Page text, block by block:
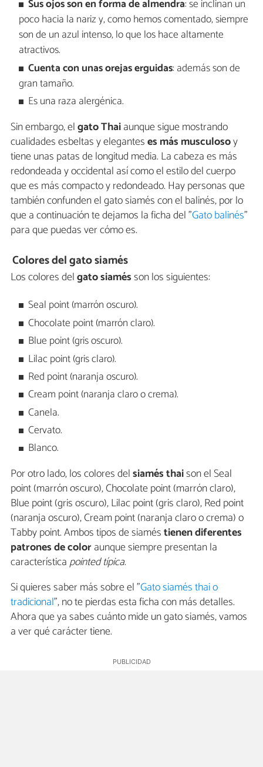
Sus ojos son en forma de almendra: se inclinan un
poco hacia la nariz y, como hemos comentado, siempre
son de un azul intenso, lo que los hace altamente
atractivos.
Cuenta con unas orejas erguidas: además son de
gran tamaño.
Es una raza alergénica.
Sin embargo, elgato Thaiaunque sigue mostrando
cualidades esbeltas y eleganteses más musculosoy
tiene unas patas de longitud media. La cabeza es más
redondeada y occidental así como el estilo del cuerpo
que es más compacto y redondeado. Hay personas que
también confunden el gato siamés con el balinés, por lo
que a continuación te dejamos la ficha del "Gato balinés"
para que puedas ver cómo es.
Colores del gato siamés
Los colores delgato siamésson los siguientes:
Seal point (marrón oscuro).
Chocolate point (marrón claro).
Blue point (gris oscuro).
Lilac point (gris claro).
Red point (naranja oscuro).
Cream point (naranja claro o crema).
Canela.
Cervato.
Blanco.
Por otro lado, los colores delsiamés thaison el Seal
point (marrón oscuro), Chocolate point (marrón claro),
Blue point (gris oscuro), Lilac point (gris claro), Red point
(naranja oscuro), Cream point (naranja claro o crema) o
Tabby point. Ambos tipos de siaméstienen diferentes
patrones de coloraunque siempre presentan la
característicapointed típica.
Si quieres saber más sobre el "Gato siamés thai o
tradicional", no te pierdas esta ficha con más detalles.
Ahora que ya sabes cuánto mide un gato siamés, vamos
a ver qué carácter tiene.